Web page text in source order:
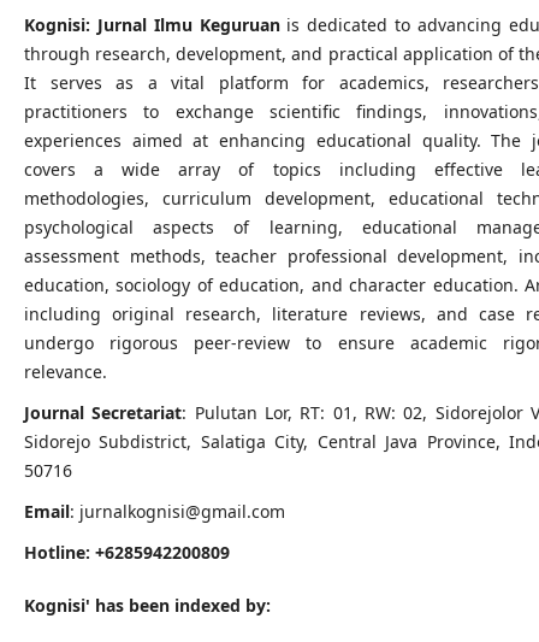
Kognisi: Jurnal Ilmu Keguruanis dedicated to advancing
through research, development, and practical application of
It serves as a vital platform for academics,
practitioners to exchange scientific findings,
experiences aimed at enhancing educational quality. The
covers a wide array of topics including effective
methodologies, curriculum development, educational
psychological aspects of learning, educational
assessment methods, teacher professional development,
education, sociology of education, and character education.
including original research, literature reviews, and case
undergo rigorous peer-review to ensure academic
relevance.
Journal Secretariat: Pulutan Lor, RT: 01, RW: 02, Sidorejolor
Sidorejo Subdistrict, Salatiga City, Central Java Province,
50716
Email: jurnalkognisi@gmail.com
Hotline: +6285942200809
Kognisi' has been indexed by: